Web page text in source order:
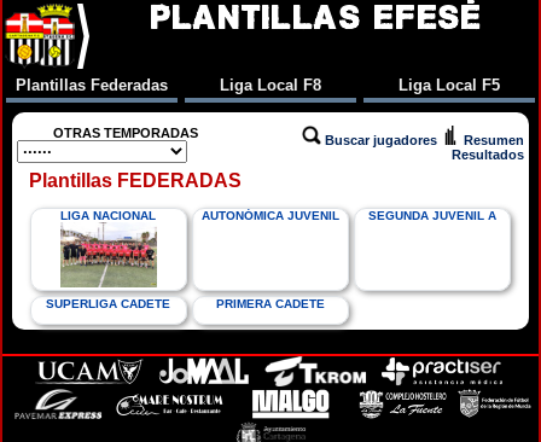
PLANTILLAS EFESÉ
Plantillas Federadas Liga Local F8 Liga Local F5
OTRAS TEMPORADAS Buscar jugadores
Resumen
Resultados
Plantillas FEDERADAS
LIGA NACIONAL AUTONÓMICA JUVENIL SEGUNDA JUVENIL A
SUPERLIGA CADETE PRIMERA CADETE